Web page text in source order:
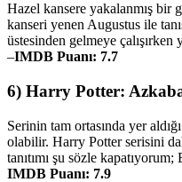
Hazel kansere yakalanmış bir
kanseri yenen Augustus ile
üstesinden gelmeye çalışırken
–IMDB Puanı: 7.7
6) Harry Potter:
Serinin tam ortasında yer
olabilir. Harry Potter serisini
tanıtımı şu sözle
IMDB Puanı: 7.9